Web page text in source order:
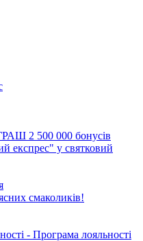
2 500 000 бонусів
експрес" у святковий
смаколиків!
- Програма лояльності